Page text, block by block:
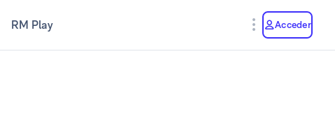
RM Play Acceder